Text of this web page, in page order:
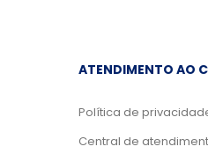
ATENDIMENTO AO
Política de
Central de